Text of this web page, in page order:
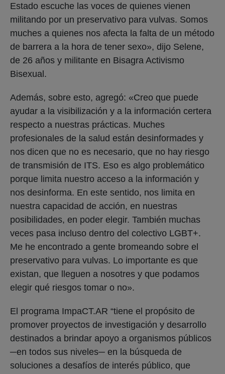
Estado escuche las voces de quienes vienen
militando por un preservativo para vulvas. Somos
muches a quienes nos afecta la falta de un método
de barrera a la hora de tener sexo», dijo Selene,
de 26 años y militante en Bisagra Activismo
Bisexual.
Además, sobre esto, agregó: «Creo que puede
ayudar a la visibilización y a la información certera
respecto a nuestras prácticas. Muches
profesionales de la salud están desinformades y
nos dicen que no es necesario, que no hay riesgo
de transmisión de ITS. Eso es algo problemático
porque limita nuestro acceso a la información y
nos desinforma. En este sentido, nos limita en
nuestra capacidad de acción, en nuestras
posibilidades, en poder elegir. También muchas
veces pasa incluso dentro del colectivo LGBT+.
Me he encontrado a gente bromeando sobre el
preservativo para vulvas. Lo importante es que
existan, que lleguen a nosotres y que podamos
elegir qué riesgos tomar o no».
El programa ImpaCT.AR “tiene el propósito de
promover proyectos de investigación y desarrollo
destinados a brindar apoyo a organismos públicos
─en todos sus niveles─ en la búsqueda de
soluciones a desafíos de interés público, que